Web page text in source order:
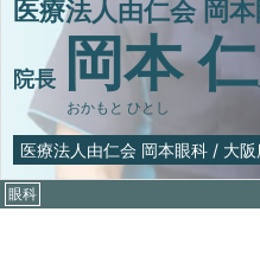
医療法人由仁会 岡
院長 岡本
おかもと ひとし
医療法人由仁会 岡本眼科 / 大
眼科